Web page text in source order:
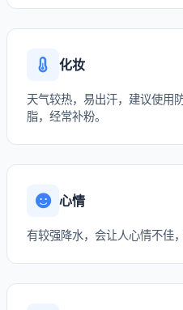
化妆
天气较热，易出汗，建议使用
脂，经常补粉。
心情
有较强降水，会让人心情不佳